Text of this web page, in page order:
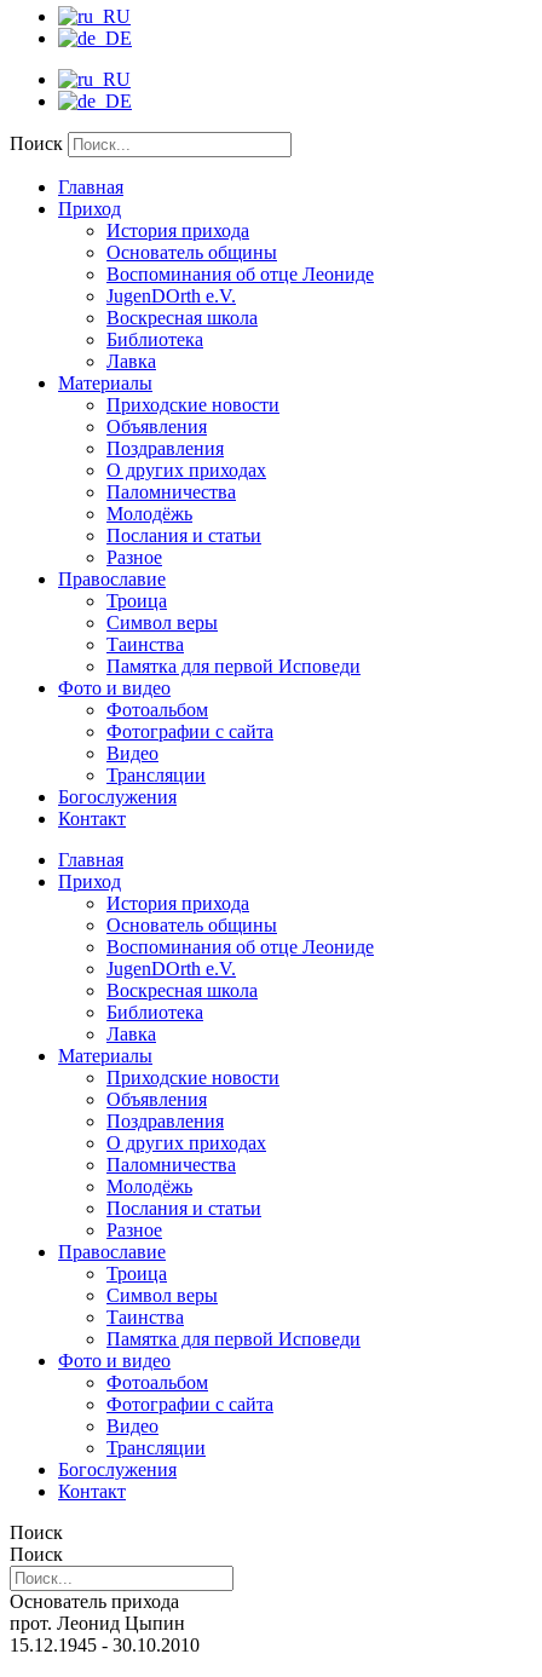
Поиск
Главная
Приход
История прихода
Основатель общины
Воспоминания об отце Леониде
JugenDOrth e.V.
Воскресная школа
Библиотека
Лавка
Материалы
Приходские новости
Объявления
Поздравления
О других приходах
Паломничества
Молодёжь
Послания и статьи
Разное
Православие
Троица
Символ веры
Таинства
Памятка для первой Исповеди
Фото и видео
Фотоальбом
Фотографии с сайта
Видео
Трансляции
Богослужения
Контакт
Главная
Приход
История прихода
Основатель общины
Воспоминания об отце Леониде
JugenDOrth e.V.
Воскресная школа
Библиотека
Лавка
Материалы
Приходские новости
Объявления
Поздравления
О других приходах
Паломничества
Молодёжь
Послания и статьи
Разное
Православие
Троица
Символ веры
Таинства
Памятка для первой Исповеди
Фото и видео
Фотоальбом
Фотографии с сайта
Видео
Трансляции
Богослужения
Контакт
Поиск
Поиск
Основатель прихода
прот. Леонид Цыпин
15.12.1945 - 30.10.2010